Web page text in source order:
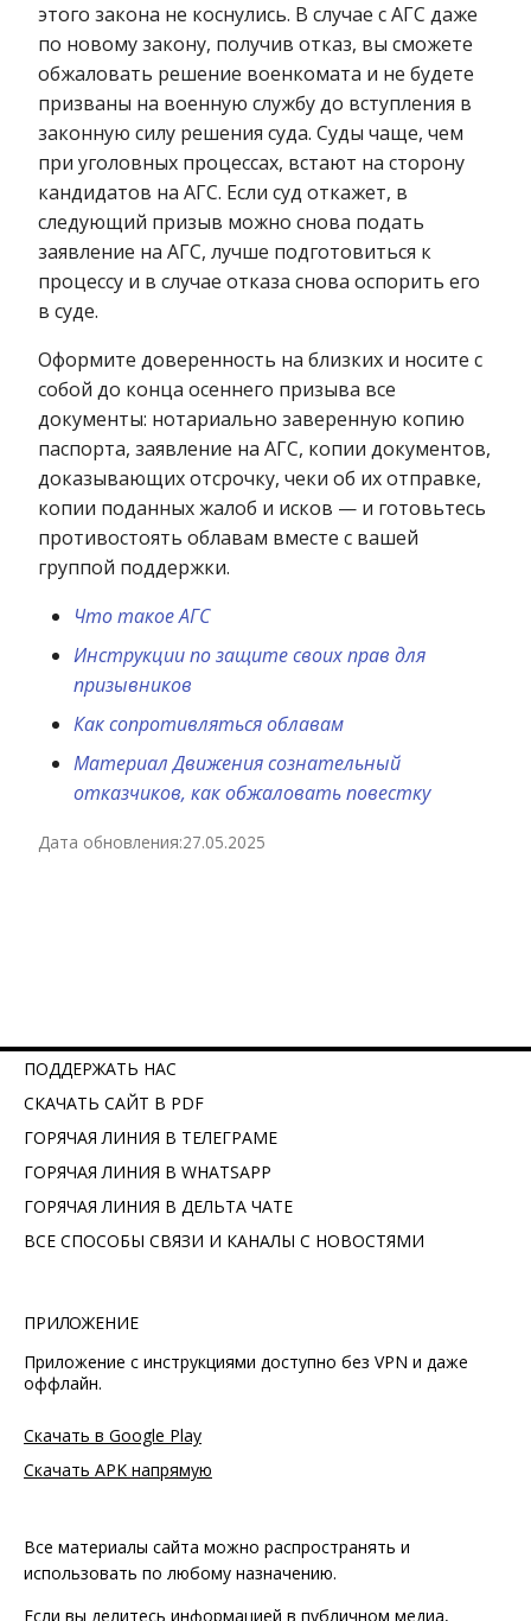
этого закона не коснулись. В случае с АГС даже
по новому закону, получив отказ, вы сможете
обжаловать решение военкомата и не будете
призваны на военную службу до вступления в
законную силу решения суда. Суды чаще, чем
при уголовных процессах, встают на сторону
кандидатов на АГС. Если суд откажет, в
следующий призыв можно снова подать
заявление на АГС, лучше подготовиться к
процессу и в случае отказа снова оспорить его
в суде.
Оформите доверенность на близких и носите с
собой до конца осеннего призыва все
документы: нотариально заверенную копию
паспорта, заявление на АГС, копии документов,
доказывающих отсрочку, чеки об их отправке,
копии поданных жалоб и исков — и готовьтесь
противостоять облавам вместе с вашей
группой поддержки.
Что такое АГС
Инструкции по защите своих прав для
призывников
Как сопротивляться облавам
Материал Движения сознательный
отказчиков, как обжаловать повестку
Дата обновления:27.05.2025
ПОДДЕРЖАТЬ НАС
СКАЧАТЬ САЙТ В PDF
ГОРЯЧАЯ ЛИНИЯ В ТЕЛЕГРАМЕ
ГОРЯЧАЯ ЛИНИЯ В WHATSAPP
ГОРЯЧАЯ ЛИНИЯ В ДЕЛЬТА ЧАТЕ
ВСЕ СПОСОБЫ СВЯЗИ И КАНАЛЫ С НОВОСТЯМИ
ПРИЛОЖЕНИЕ
Приложение с инструкциями доступно без VPN и даже
оффлайн.
Скачать в Google Play
Скачать APK напрямую
Все материалы сайта можно распространять и
использовать по любому назначению.
Если вы делитесь информацией в публичном медиа,